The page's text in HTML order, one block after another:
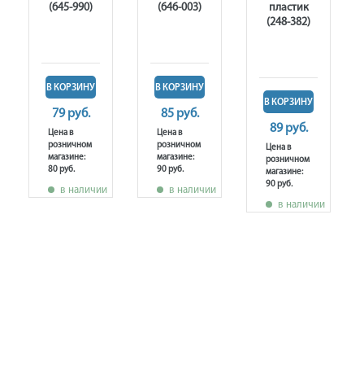
(645-990)
В КОРЗИНУ
79 руб.
Цена в
розничном
магазине:
80 руб.
в наличии
(646-003)
В КОРЗИНУ
85 руб.
Цена в
розничном
магазине:
90 руб.
в наличии
пластик
(248-382)
В КОРЗИНУ
89 руб.
Цена в
розничном
магазине:
90 руб.
в наличии